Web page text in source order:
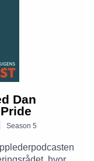
Dan
Season 5